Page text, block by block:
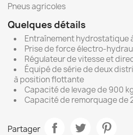
Pneus agricoles
Quelques détails
Entraînement hydrostatique
Prise de force électro-
Régulateur de vitesse et
Équipé de série de deux
à position flottante
Capacité de levage de 900
Capacité de remorquage de
Partager